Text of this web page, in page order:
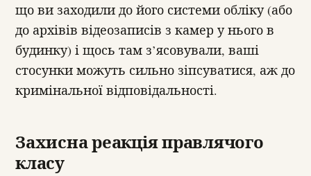
що ви заходили до його системи обліку (або
до архівів відеозаписів з камер у нього в
будинку) і щось там з’ясовували, ваші
стосунки можуть сильно зіпсуватися, аж до
кримінальної відповідальності.
Захисна реакція правлячого
класу